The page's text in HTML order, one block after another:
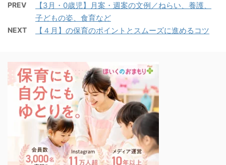
PREV
【3月・0歳児】月案・週案の文例／ねらい、養護、
子どもの姿、食育など
NEXT 【４月】の保育のポイントとスムーズに進めるコツ